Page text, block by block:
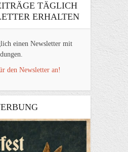
TÄGLICH
ERHALTEN
einen Newsletter mit
den Newsletter an!